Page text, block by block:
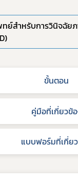
ทย์สำหรับการวินิจฉัย
ขั้นตอน
คู่มือที่เกี่ยวข้
แบบฟอร์มที่เกี่ย